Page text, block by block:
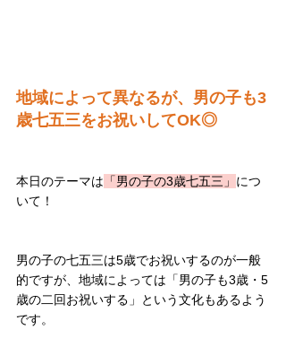
地域によって異なるが、男の子も3
歳七五三をお祝いしてOK◎
本日のテーマは 「男の子の3歳七五三」 につ
いて！
男の子の七五三は5歳でお祝いするのが一般
的ですが、地域によっては「男の子も3歳・5
歳の二回お祝いする」という文化もあるよう
です。